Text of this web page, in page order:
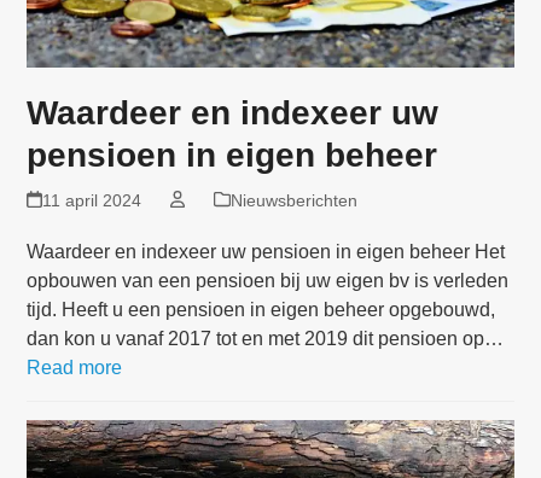
Waardeer en indexeer uw
pensioen in eigen beheer
11 april 2024 Nieuwsberichten
Waardeer en indexeer uw pensioen in eigen beheer Het
opbouwen van een pensioen bij uw eigen bv is verleden
tijd. Heeft u een pensioen in eigen beheer opgebouwd,
dan kon u vanaf 2017 tot en met 2019 dit pensioen op…
Read more